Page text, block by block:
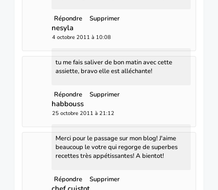
Répondre Supprimer
nesyla
4 octobre 2011 à 10:08
tu me fais saliver de bon matin avec cette
assiette, bravo elle est alléchante!
Répondre Supprimer
habbouss
25 octobre 2011 à 21:12
Merci pour le passage sur mon blog! J'aime
beaucoup le votre qui regorge de superbes
recettes très appétissantes! A bientot!
Répondre Supprimer